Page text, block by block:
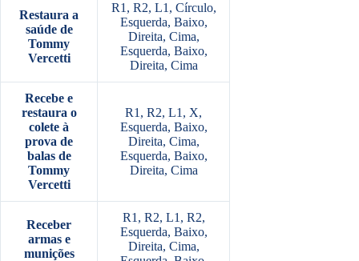
Restaura a
saúde de
Tommy
Vercetti
R1, R2, L1, Círculo,
Esquerda, Baixo,
Direita, Cima,
Esquerda, Baixo,
Direita, Cima
Recebe e
restaura o
colete à
prova de
balas de
Tommy
Vercetti
R1, R2, L1, X,
Esquerda, Baixo,
Direita, Cima,
Esquerda, Baixo,
Direita, Cima
Receber
armas e
munições
R1, R2, L1, R2,
Esquerda, Baixo,
Direita, Cima,